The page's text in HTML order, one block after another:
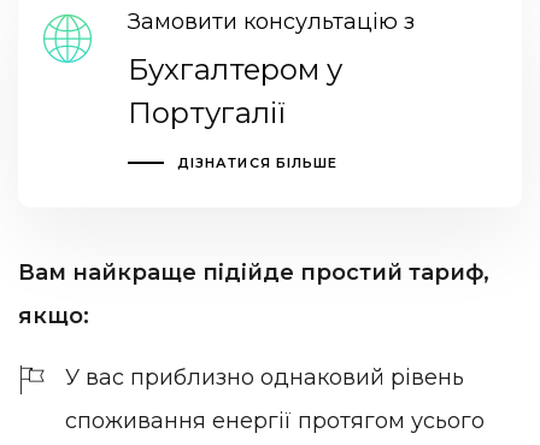
Замовити консультацію з
Бухгалтером у
Португалії
ДІЗНАТИСЯ БІЛЬШЕ
Вам найкраще підійде простий тариф,
якщо:
У вас приблизно однаковий рівень
споживання енергії протягом усього